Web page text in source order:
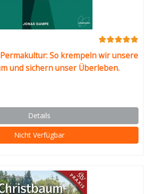
So krempeln wir unsere
und sichern unser Überleben.
Details
Nicht Verfügbar